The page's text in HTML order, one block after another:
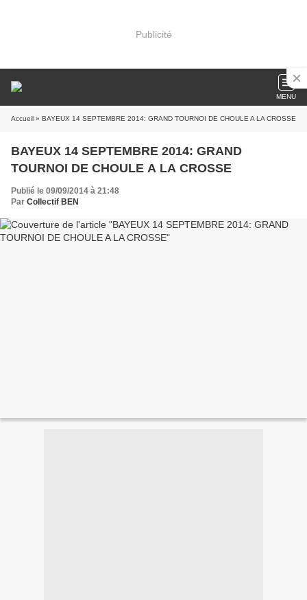
Publicité
MENU
Accueil » BAYEUX 14 SEPTEMBRE 2014: GRAND TOURNOI DE CHOULE A LA CROSSE
BAYEUX 14 SEPTEMBRE 2014: GRAND
TOURNOI DE CHOULE A LA CROSSE
Publié le 09/09/2014 à 21:48
Par Collectif BEN